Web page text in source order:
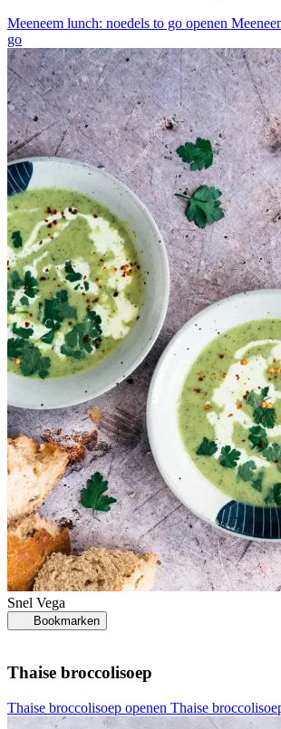
Meeneem lunch: noedels to go openen
go
Snel Vega
Bookmarken
Thaise broccolisoep
Thaise broccolisoep openen Thaise